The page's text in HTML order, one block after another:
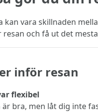
kan vara skillnaden
och få ut det
inför resan
flexibel
bra, men låt dig inte